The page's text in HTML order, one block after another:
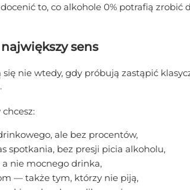
to, co alkohole 0% potrafią
sens
nie wtedy, gdy próbują zastąpić
ale bez procentów,
spotkania, bez presji picia alkoholu,
nie mocnego drinka,
— także tym, którzy nie piją,